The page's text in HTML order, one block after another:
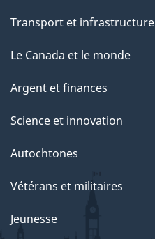
Transport et infrastructure
Le Canada et le monde
Argent et finances
Science et innovation
Autochtones
Vétérans et militaires
Jeunesse